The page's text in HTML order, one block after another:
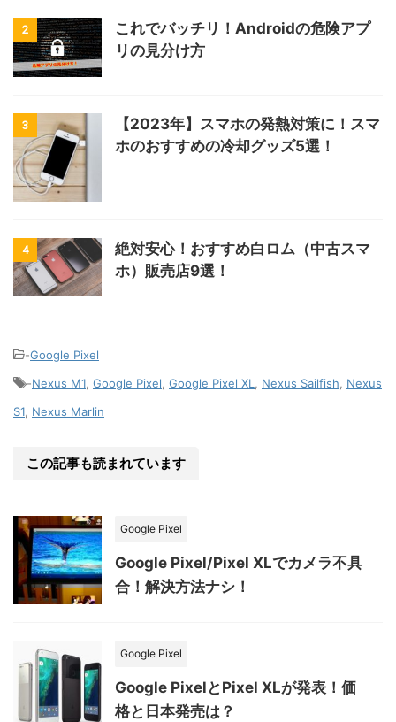
2
これでバッチリ！Androidの危険アプ
リの見分け方
3
【2023年】スマホの発熱対策に！スマ
ホのおすすめの冷却グッズ5選！
4
絶対安心！おすすめ白ロム（中古スマ
ホ）販売店9選！
-Google Pixel
-Nexus M1, Google Pixel, Google Pixel XL, Nexus Sailfish, Nexus
S1, Nexus Marlin
この記事も読まれています
Google Pixel
Google Pixel/Pixel XLでカメラ不具
合！解決方法ナシ！
Google Pixel
Google PixelとPixel XLが発表！価
格と日本発売は？